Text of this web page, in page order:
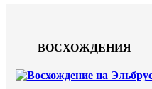
ВОСХОЖДЕНИЯ